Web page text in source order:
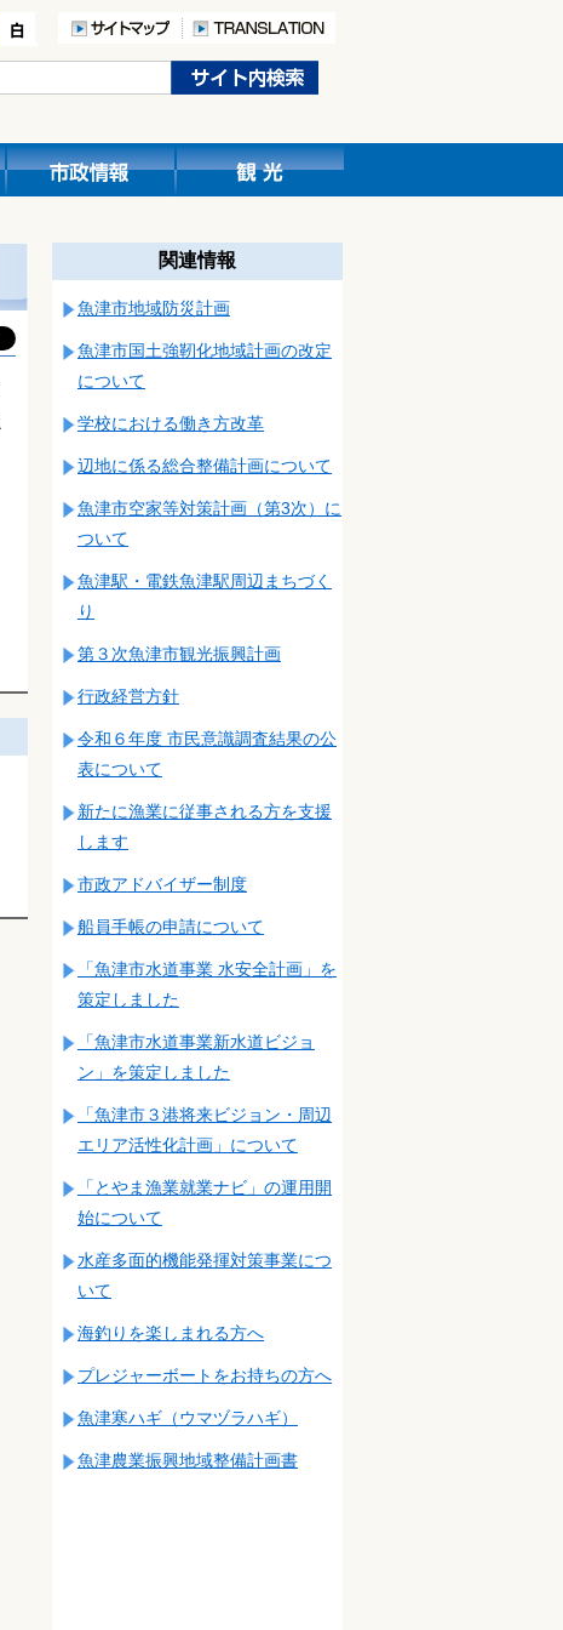
関連情報
魚津市地域防災計画
魚津市国土強靭化地域計画の改定
について
学校における働き方改革
辺地に係る総合整備計画について
魚津市空家等対策計画（第3次）に
ついて
魚津駅・電鉄魚津駅周辺まちづく
り
第３次魚津市観光振興計画
行政経営方針
令和６年度 市民意識調査結果の公
表について
新たに漁業に従事される方を支援
します
市政アドバイザー制度
船員手帳の申請について
「魚津市水道事業 水安全計画」を
策定しました
「魚津市水道事業新水道ビジョ
ン」を策定しました
「魚津市３港将来ビジョン・周辺
エリア活性化計画」について
「とやま漁業就業ナビ」の運用開
始について
水産多面的機能発揮対策事業につ
いて
海釣りを楽しまれる方へ
プレジャーボートをお持ちの方へ
魚津寒ハギ（ウマヅラハギ）
魚津農業振興地域整備計画書